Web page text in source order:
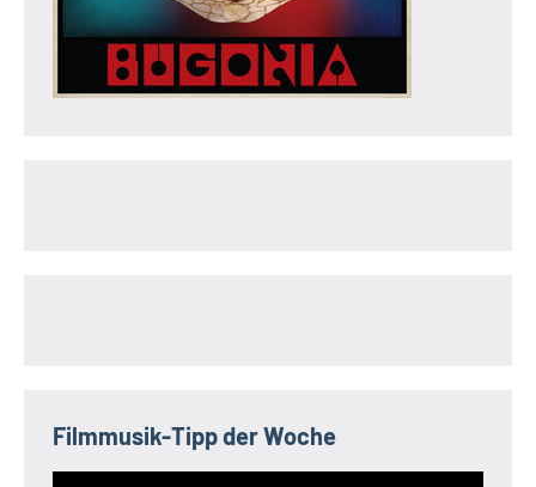
Filmmusik-Tipp der Woche